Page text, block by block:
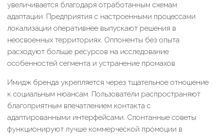
увеличивается благодаря отработанным схемам
адаптации. Предприятия с настроенными процессами
локализации оперативнее выпускают решения в
неосвоенных территориях. Оппоненты без опыта
расходуют больше ресурсов на исследование
особенностей сегмента и устранение промахов.
Имидж бренда укрепляется через тщательное отношение
к социальным нюансам. Пользователи распространяют
благоприятным впечатлением контакта с
адаптированными интерфейсами. Спонтанные советы
функционируют лучше коммерческой промоции в